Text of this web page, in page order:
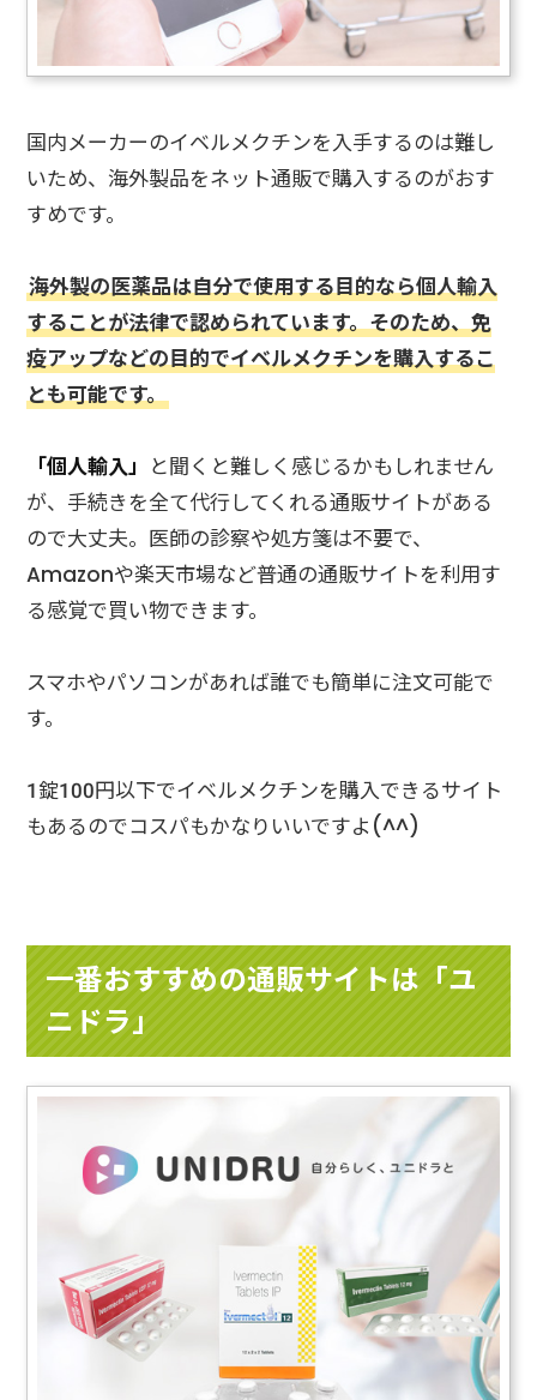
国内メーカーのイベルメクチンを入手するのは難し
いため、海外製品をネット通販で購入するのがおす
すめです。
海外製の医薬品は自分で使用する目的なら個人輸入
することが法律で認められています。そのため、免
疫アップなどの目的でイベルメクチンを購入するこ
とも可能です。
「個人輸入」 と聞くと難しく感じるかもしれません
が、手続きを全て代行してくれる通販サイトがある
ので大丈夫。医師の診察や処方箋は不要で、
Amazonや楽天市場など普通の通販サイトを利用す
る感覚で買い物できます。
スマホやパソコンがあれば誰でも簡単に注文可能で
す。
1錠100円以下でイベルメクチンを購入できるサイト
もあるのでコスパもかなりいいですよ(^^)
一番おすすめの通販サイトは「ユ
ニドラ」